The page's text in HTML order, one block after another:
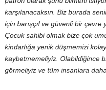
karşılanacaksın. Biz burada
için barışçıl ve güvenli bir çevre
Çocuk sahibi olmak bize çok
kindarlığa yenik düşmemizi
kaybetmemeliyiz. Olabildiğince
görmeliyiz ve tüm insanlara